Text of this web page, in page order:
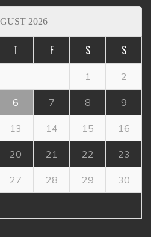
2026
T F S S
1 2
6 7 8 9
13 14 15 16
20 21 22 23
27 28 29 30